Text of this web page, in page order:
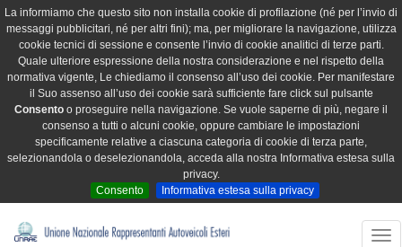
La informiamo che questo sito non installa cookie di profilazione (né per l’invio di
messaggi pubblicitari, né per altri fini); ma, per migliorare la navigazione, utilizza
cookie tecnici di sessione e consente l’invio di cookie analitici di terze parti.
Quale ulteriore espressione della nostra considerazione e nel rispetto della
normativa vigente, Le chiediamo il consenso all’uso dei cookie. Per manifestare
il Suo assenso all’uso dei cookie sarà sufficiente fare click sul pulsante
Consento o proseguire nella navigazione. Se vuole saperne di più, negare il
consenso a tutti o alcuni cookie, oppure cambiare le impostazioni
specificamente relative a ciascuna categoria di cookie di terza parte,
selezionandola o deselezionandola, acceda alla nostra Informativa estesa sulla
privacy.
Consento
Informativa estesa sulla privacy